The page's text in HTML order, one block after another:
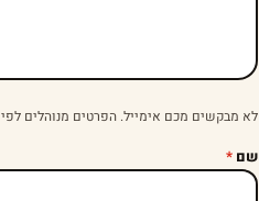
לא מבקשים מכם אימייל. הפרטים מנוהלים לפי
שם *